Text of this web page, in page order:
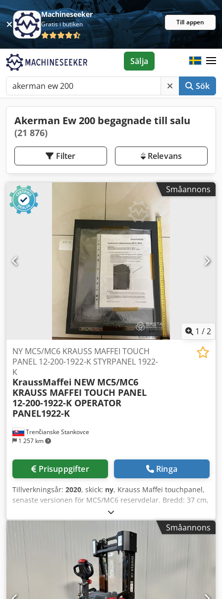
Machineseeker
Gratis i butiken Till appen
Sök
Sälja
Akerman Ew 200 begagnade till salu
(21 876)
Filter Relevans
Småannons
1 /2
Trenčianske Stankovce
1 257 km
NY MC5/MC6 KRAUSS MAFFEI TOUCH
PANEL 12-200-1922-K STYRPANEL 1922-
K
KraussMaffei NEW MC5/MC6
KRAUSS MAFFEI TOUCH PANEL
12-200-1922-K OPERATOR
PANEL1922-K
Prisuppgifter Ringa
Tillverkningsår: 2020, skick: ny, Krauss Maffei touchpanel,
senaste versionen för MC5/MC6 reservdelar. Bredd: 37 cm,
höjd: 47 cm, längd: 8 cm. Dkjdpfxeqvuicj Aicsr
Småannons